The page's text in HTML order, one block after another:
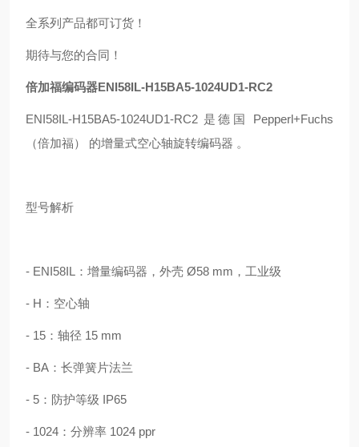
全系列产品都可订货！
期待与您的合同！
倍加福编码器ENI58IL-H15BA5-1024UD1-RC2
ENI58IL‑H15BA5‑1024UD1‑RC2 是德国 Pepperl+Fuchs
（倍加福） 的增量式空心轴旋转编码器 。
型号解析
- ENI58IL：增量编码器，外壳 Ø58 mm，工业级
- H：空心轴
- 15：轴径 15 mm
- BA：长弹簧片法兰
- 5：防护等级 IP65
- 1024：分辨率 1024 ppr